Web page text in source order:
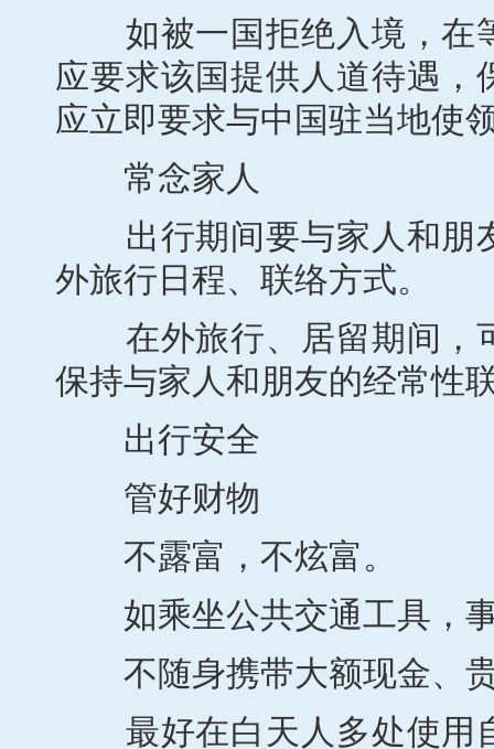
如被一国拒绝入境，在
应要求该国提供人道待遇
应立即要求与中国驻当地使
常念家人
出行期间要与家人和朋
外旅行日程、联络方式。
在外旅行、居留期间，
保持与家人和朋友的经常性
出行安全
管好财物
不露富，不炫富。
如乘坐公共交通工具，事
不随身携带大额现金、贵
最好在白天人多处使用